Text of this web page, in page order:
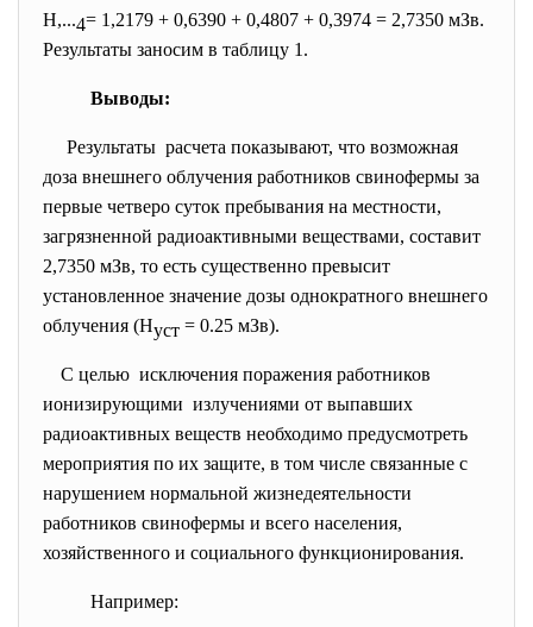
Н,...4= 1,2179 + 0,6390 + 0,4807 + 0,3974 = 2,7350 мЗв.
Результаты заносим в таблицу 1.
Выводы:
Результаты расчета показывают, что возможная
доза внешнего облучения работников свинофермы за
первые четверо суток пребывания на местности,
загрязненной радиоактивными веществами, составит
2,7350 мЗв, то есть существенно превысит
установленное значение дозы однократного внешнего
облучения (Нуст = 0.25 мЗв).
С целью исключения поражения работников
ионизирующими излучениями от выпавших
радиоактивных веществ необходимо предусмотреть
мероприятия по их защите, в том числе связанные с
нарушением нормальной жизнедеятельности
работников свинофермы и всего населения,
хозяйственного и социального функционирования.
Например: